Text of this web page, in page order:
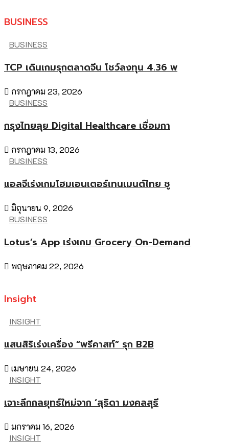
BUSINESS
BUSINESS
TCP เดินเกมรุกตลาดจีน โชว์ลงทุน 4.36 พ
กรกฎาคม 23, 2026
BUSINESS
กรุงไทยลุย Digital Healthcare เชื่อมกา
กรกฎาคม 13, 2026
BUSINESS
แอลจีเร่งเกมโฮมเอนเตอร์เทนเมนต์ไทย ชู
มิถุนายน 9, 2026
BUSINESS
Lotus’s App เร่งเกม Grocery On-Demand
พฤษภาคม 22, 2026
Insight
INSIGHT
แสนสิริเร่งเครื่อง “พรีคาสท์” รุก B2B
เมษายน 24, 2026
INSIGHT
เจาะลึกกลยุทธ์ใหม่จาก ‘สุธิดา มงคลสุธี
มกราคม 16, 2026
INSIGHT